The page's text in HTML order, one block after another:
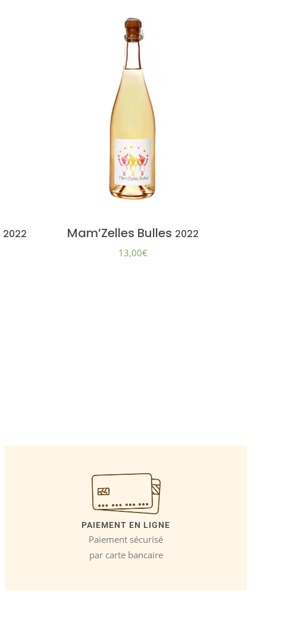
2022 Mam’Zelles Bulles 2022
13,00€
PAIEMENT EN LIGNE
Paiement sécurisé
par carte bancaire